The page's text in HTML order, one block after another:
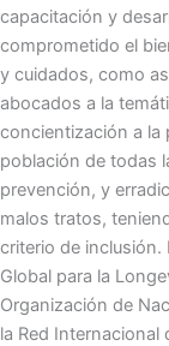
capacitación y
comprometido el
y cuidados, como
abocados a la
concientización a la
población de todas
prevención, y
malos tratos,
criterio de inclusión.
Global para la
Organización de
la Red Internacional